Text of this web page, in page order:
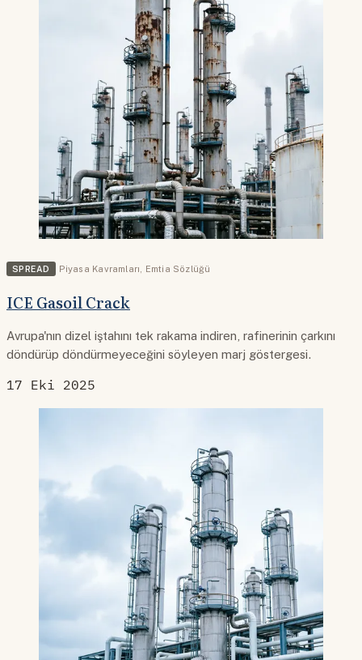
SPREAD Piyasa Kavramları Emtia Sözlüğü
ICE Gasoil Crack
Avrupa'nın dizel iştahını tek rakama indiren, rafinerinin çarkını
döndürüp döndürmeyeceğini söyleyen marj göstergesi.
17 Eki 2025